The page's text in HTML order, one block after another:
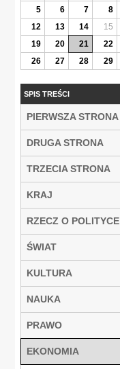
5
6 7 8
12
13 14 15
19
20 21 22
26
27 28 29
SPIS TREŚCI
PIERWSZA STRONA
DRUGA STRONA
TRZECIA STRONA
KRAJ
RZECZ O POLITYCE
ŚWIAT
KULTURA
NAUKA
PRAWO
EKONOMIA